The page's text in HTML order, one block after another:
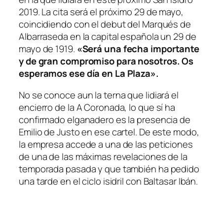
2019. La cita será el próximo 29 de mayo,
coincidiendo con el debut del Marqués de
Albarraseda en la capital española un 29 de
mayo de 1919. «Será una fecha importante
y de gran compromiso para nosotros. Os
esperamos ese día en La Plaza».
No se conoce aun la terna que lidiará el
encierro de la A Coronada, lo que sí ha
confirmado elganadero es la presencia de
Emilio de Justo en ese cartel. De este modo,
la empresa accede a una de las peticiones
de una de las máximas revelaciones de la
temporada pasada y que también ha pedido
una tarde en el ciclo isidril con Baltasar Ibán.